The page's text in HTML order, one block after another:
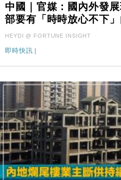
中國｜官媒：國內外發
部要有「時時放心不下
HEYDI @ FORTUNE INSIGHT
即時快訊 |